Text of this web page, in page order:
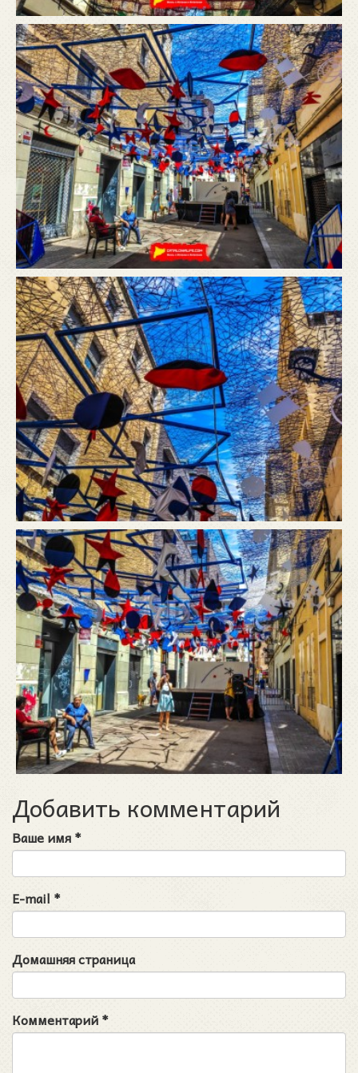
Добавить комментарий
Ваше имя*
E-mail *
Домашняя страница
Комментарий*